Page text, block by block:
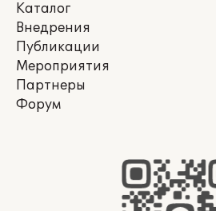
Каталог
Внедрения
Публикации
Мероприятия
Партнеры
Форум